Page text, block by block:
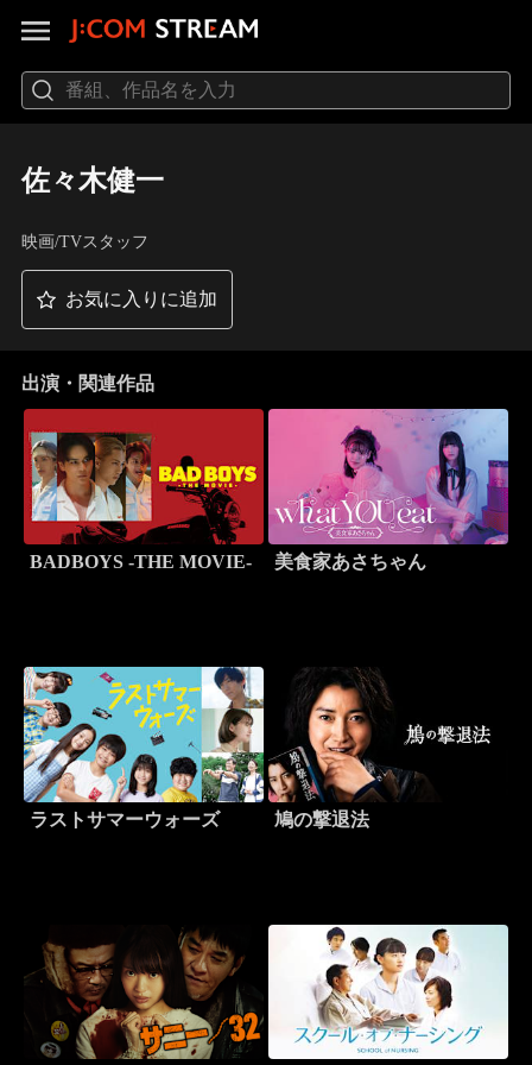
佐々木健一
映画/TVスタッフ
お気に入りに追加
出演・関連作品
BADBOYS -THE MOVIE- 美食家あさちゃん
ラストサマーウォーズ 鳩の撃退法